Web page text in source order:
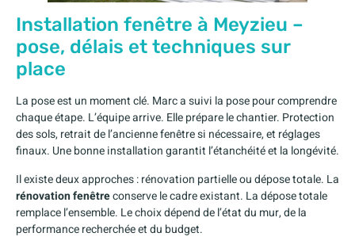
Installation fenêtre à Meyzieu –
pose, délais et techniques sur
place
La pose est un moment clé. Marc a suivi la pose pour comprendre
chaque étape. L’équipe arrive. Elle prépare le chantier. Protection
des sols, retrait de l’ancienne fenêtre si nécessaire, et réglages
finaux. Une bonne installation garantit l’étanchéité et la longévité.
Il existe deux approches : rénovation partielle ou dépose totale. La
rénovation fenêtreconserve le cadre existant. La dépose totale
remplace l’ensemble. Le choix dépend de l’état du mur, de la
performance recherchée et du budget.